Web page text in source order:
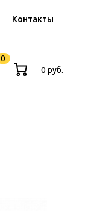
Контакты
0
0 руб.